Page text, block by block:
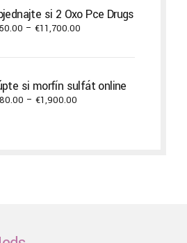
through
€3,000.00
si 2 Oxo Pce Drugs
– €11,700.00
€11,700.00
si morfín sulfát online
– €1,900.00